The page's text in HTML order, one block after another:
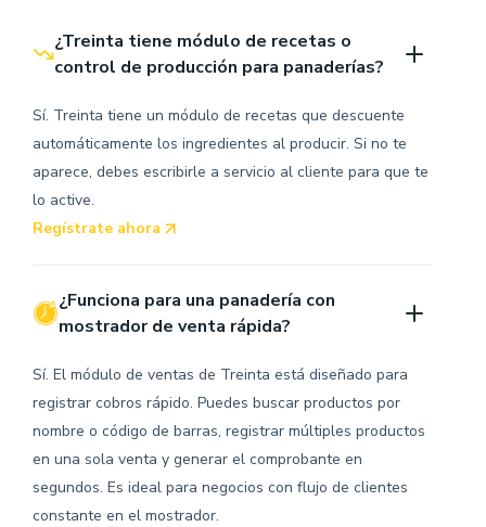
¿Treinta tiene módulo de recetas o
control de producción para panaderías?
Sí. Treinta tiene un módulo de recetas que descuente
automáticamente los ingredientes al producir. Si no te
aparece, debes escribirle a servicio al cliente para que te
lo active.
Regístrate ahora
¿Funciona para una panadería con
mostrador de venta rápida?
Sí. El módulo de ventas de Treinta está diseñado para
registrar cobros rápido. Puedes buscar productos por
nombre o código de barras, registrar múltiples productos
en una sola venta y generar el comprobante en
segundos. Es ideal para negocios con flujo de clientes
constante en el mostrador.